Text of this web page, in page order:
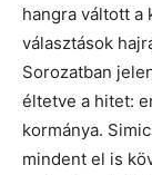
hangra váltott a
választások
Sorozatban
éltetve a hitet:
kormánya.
mindent el is